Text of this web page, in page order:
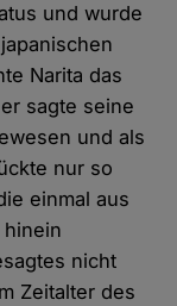
und wurde
Narita das
sagte seine
und als
nur so
einmal aus
nicht
Zeitalter des